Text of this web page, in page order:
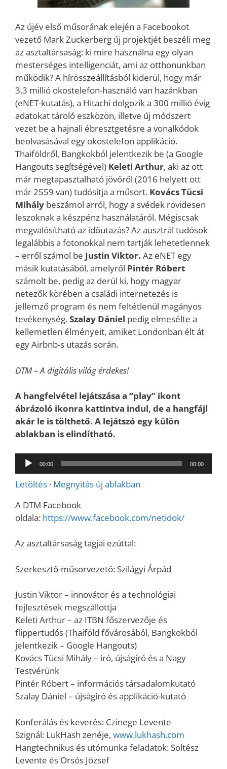
Az újév első műsorának elején a Facebookot
vezető Mark Zuckerberg új projektjét beszéli meg
az asztaltársaság: ki mire használna egy olyan
mesterséges intelligenciát, ami az otthonunkban
működik? A hírösszeállításból kiderül, hogy már
3,3 millió okostelefon-használó van hazánkban
(eNET-kutatás), a Hitachi dolgozik a 300 millió évig
adatokat tároló eszközön, illetve új módszert
vezet be a hajnali ébresztgetésre a vonalkódok
beolvasásával egy okostelefon applikáció.
Thaiföldről, Bangkokból jelentkezik be (a Google
Hangouts segítségével) Keleti Arthur, aki az ott
már megtapasztalható jövőről (2016 helyett ott
már 2559 van) tudósítja a műsort. Kovács Tücsi
Mihály beszámol arról, hogy a svédek rövidesen
leszoknak a készpénz használatáról. Mégiscsak
megvalósítható az időutazás? Az ausztrál tudósok
legalábbis a fotonokkal nem tartják lehetetlennek
– erről számol be Justin Viktor. Az eNET egy
másik kutatásából, amelyről Pintér Róbert
számolt be, pedig az derül ki, hogy magyar
netezők körében a családi internetezés is
jellemző program és nem feltétlenül magányos
tevékenység.Szalay Dániel pedig elmesélte a
kellemetlen élményeit, amiket Londonban élt át
egy Airbnb-s utazás során.
DTM – A digitális világ érdekes!
A hangfelvétel lejátszása a “play” ikont
ábrázoló ikonra kattintva indul, de a hangfájl
akár le is tölthető. A lejátszó egy külön
ablakban is elindítható.
Audió
lejátszó
00:00 00:00
Letöltés · Megnyitás új ablakban
A DTM Facebook
oldala: https://www.facebook.com/netidok/
Az asztaltársaság tagjai ezúttal:
Szerkesztő-műsorvezető: Szilágyi Árpád
Justin Viktor – innovátor és a technológiai
fejlesztések megszállottja
Keleti Arthur – az ITBN főszervezője és
flippertudós (Thaiföld fővárosából, Bangkokból
jelentkezik – Google Hangouts)
Kovács Tücsi Mihály – író, újságíró és a Nagy
Testvérünk
Pintér Róbert – információs társadalomkutató
Szalay Dániel – újságíró és applikáció-kutató
Konferálás és keverés: Czinege Levente
Szignál: LukHash zenéje, www.lukhash.com
Hangtechnikus és utómunka feladatok: Soltész
Levente és Orsós József